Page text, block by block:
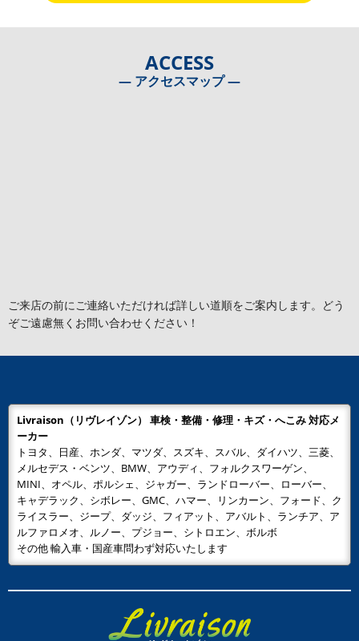
ACCESS
― アクセスマップ ―
ご来店の前にご連絡いただければ詳しい道順をご案内します。どう
ぞご遠慮無くお問い合わせください！
Livraison（リヴレイゾン） 車検・整備・修理・キズ・へこみ 対応メ
ーカー
トヨタ、日産、ホンダ、マツダ、スズキ、スバル、ダイハツ、三菱、
メルセデス・ベンツ、BMW、アウディ、フォルクスワーゲン、
MINI、オペル、ポルシェ、ジャガー、ランドローバー、ローバー、
キャデラック、シボレー、GMC、ハマー、リンカーン、フォード、ク
ライスラー、ジープ、ダッジ、フィアット、アバルト、ランチア、ア
ルファロメオ、ルノー、プジョー、シトロエン、ボルボ
その他 輸入車・国産車問わず対応いたします